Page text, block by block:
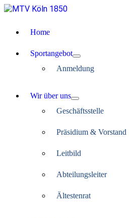
Home
Sportangebot
Anmeldung
Wir über uns
Geschäftsstelle
Präsidium & Vorstand
Leitbild
Abteilungsleiter
Ältestenrat